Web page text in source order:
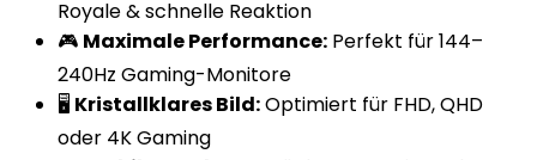
Royale & schnelle Reaktion
🎮 Maximale Performance: Perfekt für 144–
240Hz Gaming-Monitore
🖥️ Kristallklares Bild:Optimiert für FHD, QHD
oder 4K Gaming